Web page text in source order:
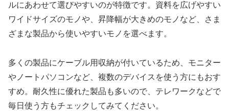
ルにあわせて選びやすいのが特徴です。資料を広げやすい
ワイドサイズのモノや、昇降幅が大きめのモノなど、さま
ざまな製品から使いやすいモノを選べます。
多くの製品にケーブル用収納が付いているため、モニター
やノートパソコンなど、複数のデバイスを使う方にもおす
すめ。耐久性に優れた製品も多いので、テレワークなどで
毎日使う方もチェックしてみてください。